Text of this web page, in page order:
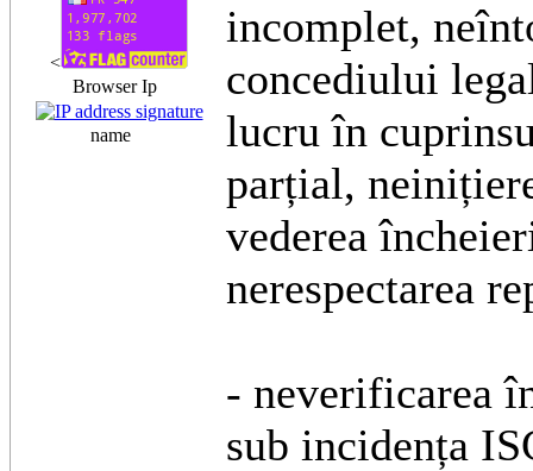
<
Browser Ip
name
incomplet,
concediului
lucru în
parțial,
vederea
nerespectarea
- neverificarea
sub incidența